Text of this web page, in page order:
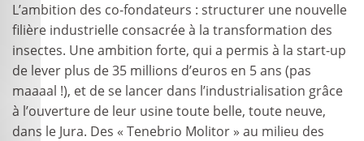
L’ambition des co-fondateurs : structurer une nouvelle
filière industrielle consacrée à la transformation des
insectes. Une ambition forte, qui a permis à la start-up
de lever plus de 35 millions d’euros en 5 ans (pas
maaaal !), et de se lancer dans l’industrialisation grâce
à l’ouverture de leur usine toute belle, toute neuve,
dans le Jura. Des « Tenebrio Molitor » au milieu des